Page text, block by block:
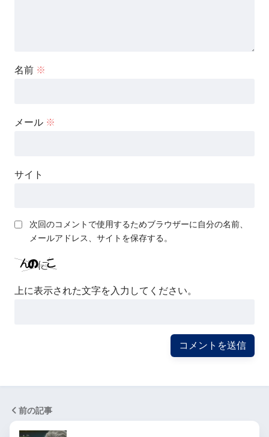
名前 ※
メール ※
サイト
次回のコメントで使用するためブラウザーに自分の名前、
メールアドレス、サイトを保存する。
上に表示された文字を入力してください。
前の記事